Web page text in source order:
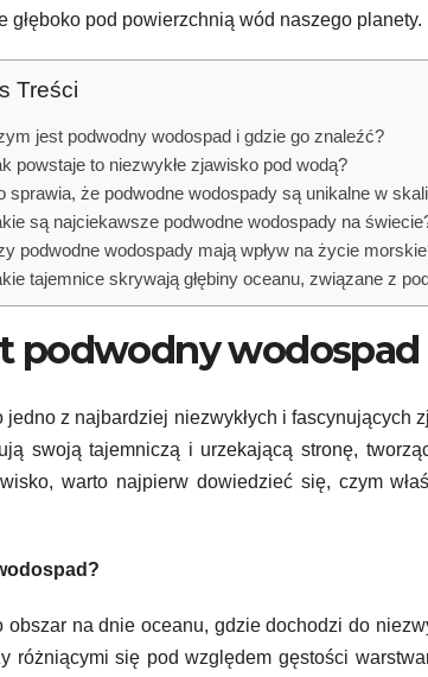
głęboko pod powierzchnią wód naszego planety.
Treści
jest podwodny wodospad i gdzie go znaleźć?
powstaje to niezwykłe zjawisko pod wodą?
sprawia, że podwodne wodospady są unikalne w
są najciekawsze podwodne wodospady na
podwodne wodospady mają wpływ na życie
tajemnice skrywają głębiny oceanu, związane z
podwodny wodospad
jedno z najbardziej niezwykłych i fascynujących
swoją tajemniczą i urzekającą stronę,
warto najpierw dowiedzieć się, czym
obszar na dnie oceanu, gdzie dochodzi do
różniącymi się pod względem gęstości